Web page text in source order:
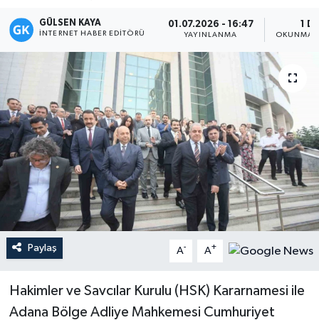
GÜLSEN KAYA
İNTERNET HABER EDITÖRÜ
01.07.2026 - 16:47
YAYINLANMA
1 DK
OKUNMA
Paylaş A- A+
Hakimler ve Savcılar Kurulu (HSK) Kararnamesi ile
Adana Bölge Adliye Mahkemesi Cumhuriyet
Özel Haber
Politika
Resmi İlan
Sağlık
Spor
Sürmanşet
Teknoloji